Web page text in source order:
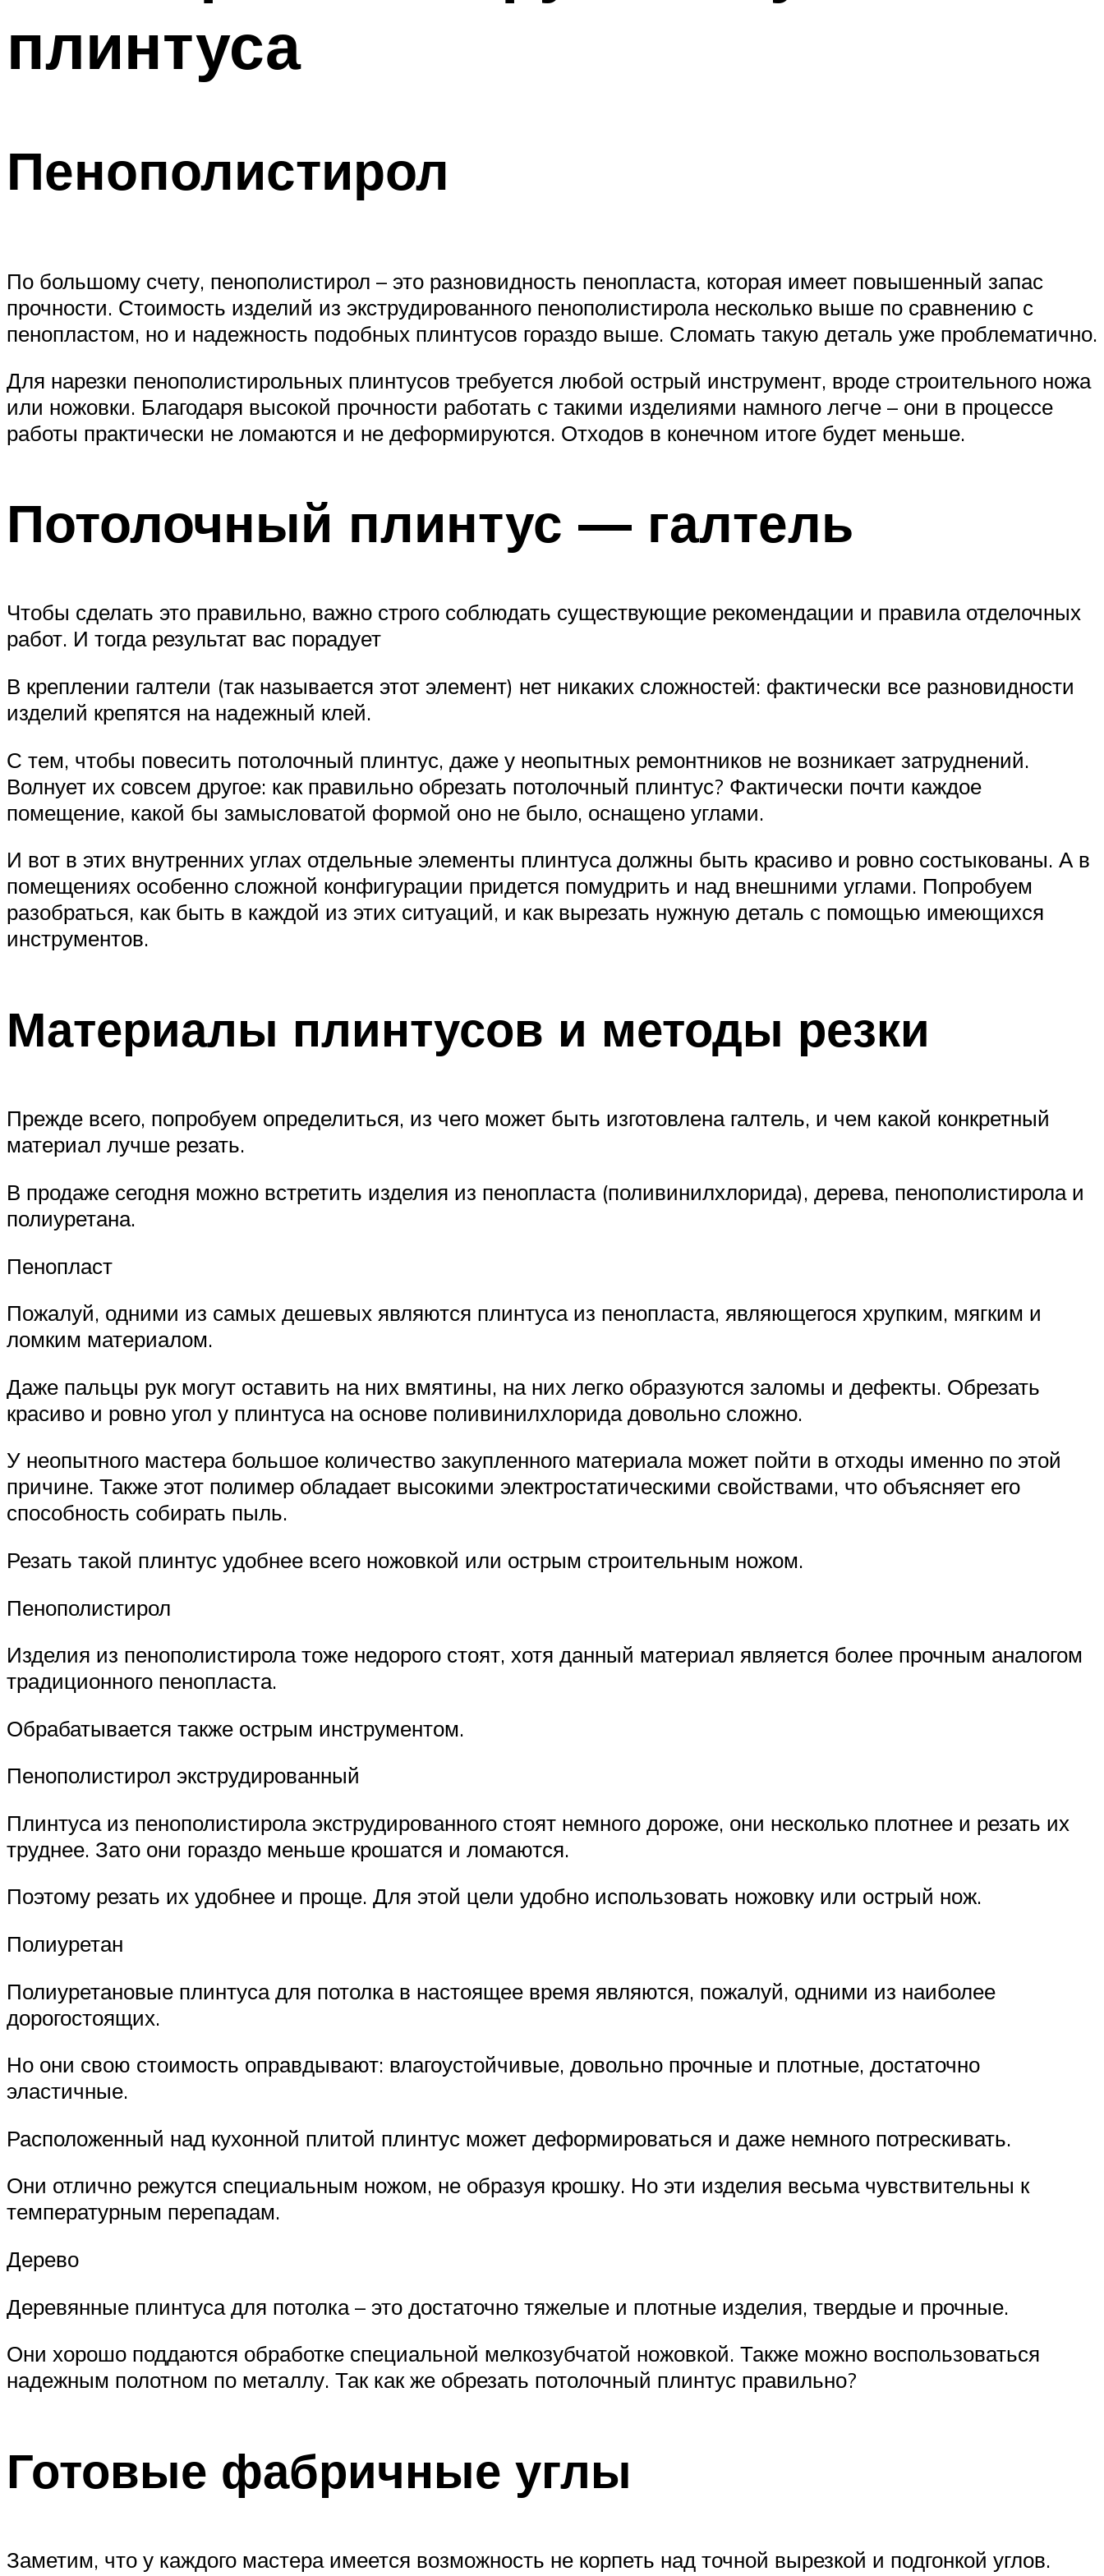
плинтуса
Пенополистирол
По большому счету, пенополистирол – это разновидность пенопласта, которая имеет повышенный запас
прочности. Стоимость изделий из экструдированного пенополистирола несколько выше по сравнению с
пенопластом, но и надежность подобных плинтусов гораздо выше. Сломать такую деталь уже проблематично.
Для нарезки пенополистирольных плинтусов требуется любой острый инструмент, вроде строительного ножа
или ножовки. Благодаря высокой прочности работать с такими изделиями намного легче – они в процессе
работы практически не ломаются и не деформируются. Отходов в конечном итоге будет меньше.
Потолочный плинтус — галтель
Чтобы сделать это правильно, важно строго соблюдать существующие рекомендации и правила отделочных
работ. И тогда результат вас порадует
В креплении галтели (так называется этот элемент) нет никаких сложностей: фактически все разновидности
изделий крепятся на надежный клей.
С тем, чтобы повесить потолочный плинтус, даже у неопытных ремонтников не возникает затруднений.
Волнует их совсем другое: как правильно обрезать потолочный плинтус? Фактически почти каждое
помещение, какой бы замысловатой формой оно не было, оснащено углами.
И вот в этих внутренних углах отдельные элементы плинтуса должны быть красиво и ровно состыкованы. А в
помещениях особенно сложной конфигурации придется помудрить и над внешними углами. Попробуем
разобраться, как быть в каждой из этих ситуаций, и как вырезать нужную деталь с помощью имеющихся
инструментов.
Материалы плинтусов и методы резки
Прежде всего, попробуем определиться, из чего может быть изготовлена галтель, и чем какой конкретный
материал лучше резать.
В продаже сегодня можно встретить изделия из пенопласта (поливинилхлорида), дерева, пенополистирола и
полиуретана.
Пенопласт
Пожалуй, одними из самых дешевых являются плинтуса из пенопласта, являющегося хрупким, мягким и
ломким материалом.
Даже пальцы рук могут оставить на них вмятины, на них легко образуются заломы и дефекты. Обрезать
красиво и ровно угол у плинтуса на основе поливинилхлорида довольно сложно.
У неопытного мастера большое количество закупленного материала может пойти в отходы именно по этой
причине. Также этот полимер обладает высокими электростатическими свойствами, что объясняет его
способность собирать пыль.
Резать такой плинтус удобнее всего ножовкой или острым строительным ножом.
Пенополистирол
Изделия из пенополистирола тоже недорого стоят, хотя данный материал является более прочным аналогом
традиционного пенопласта.
Обрабатывается также острым инструментом.
Пенополистирол экструдированный
Плинтуса из пенополистирола экструдированного стоят немного дороже, они несколько плотнее и резать их
труднее. Зато они гораздо меньше крошатся и ломаются.
Поэтому резать их удобнее и проще. Для этой цели удобно использовать ножовку или острый нож.
Полиуретан
Полиуретановые плинтуса для потолка в настоящее время являются, пожалуй, одними из наиболее
дорогостоящих.
Но они свою стоимость оправдывают: влагоустойчивые, довольно прочные и плотные, достаточно
эластичные.
Расположенный над кухонной плитой плинтус может деформироваться и даже немного потрескивать.
Они отлично режутся специальным ножом, не образуя крошку. Но эти изделия весьма чувствительны к
температурным перепадам.
Дерево
Деревянные плинтуса для потолка – это достаточно тяжелые и плотные изделия, твердые и прочные.
Они хорошо поддаются обработке специальной мелкозубчатой ножовкой. Также можно воспользоваться
надежным полотном по металлу. Так как же обрезать потолочный плинтус правильно?
Готовые фабричные углы
Заметим, что у каждого мастера имеется возможность не корпеть над точной вырезкой и подгонкой углов.